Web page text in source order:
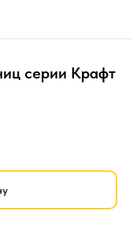
серии Крафт